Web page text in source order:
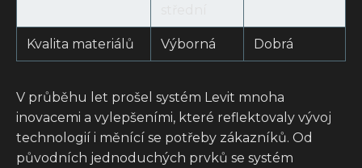
Kvalita materiálů Výborná Dobrá
V průběhu let prošel systém Levit mnoha
inovacemi a vylepšeními, které reflektovaly vývoj
technologií i měnící se potřeby zákazníků. Od
původních jednoduchých prvků se systém